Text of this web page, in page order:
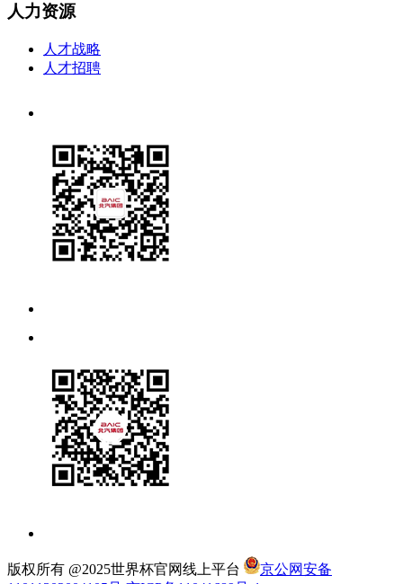
人力资源
人才战略
人才招聘
版权所有 @2025世界杯官网线上平台
京公网安备